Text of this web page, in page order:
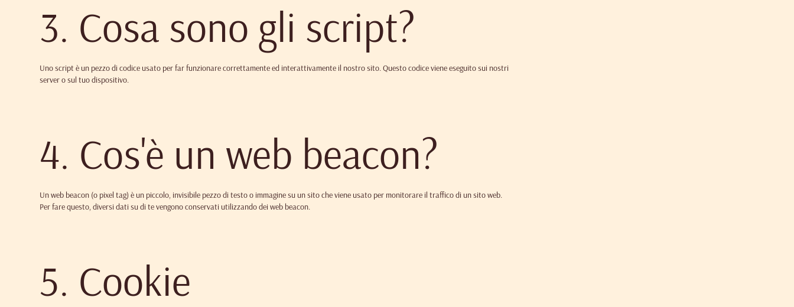
3. Cosa sono gli script?
Uno script è un pezzo di codice usato per far funzionare correttamente ed interattivamente il nostro sito. Questo codice viene eseguito sui nostri
server o sul tuo dispositivo.
4. Cos'è un web beacon?
Un web beacon (o pixel tag) è un piccolo, invisibile pezzo di testo o immagine su un sito che viene usato per monitorare il traffico di un sito web.
Per fare questo, diversi dati su di te vengono conservati utilizzando dei web beacon.
5. Cookie